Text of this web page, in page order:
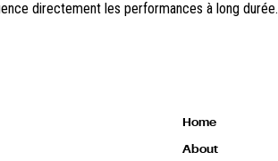
directement les performances à long durée.
Home
About